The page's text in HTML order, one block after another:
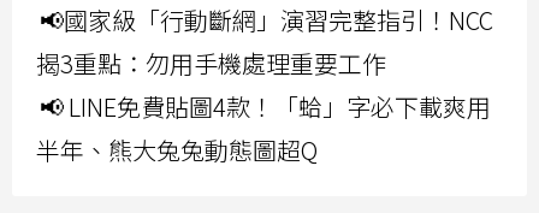
📢國家級「行動斷網」演習完整指引！NCC
揭3重點：勿用手機處理重要工作
📢 LINE免費貼圖4款！「蛤」字必下載爽用
半年、熊大兔兔動態圖超Q